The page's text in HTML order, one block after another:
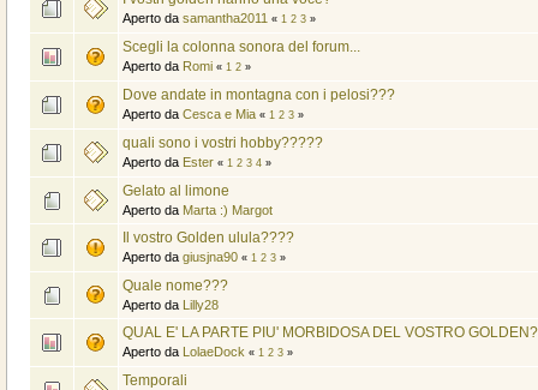
Aperto da samantha2011 « 1 2 3»
Scegli la colonna sonora del forum...
Aperto da Romi « 1 2»
Dove andate in montagna con i pelosi???
Aperto da Cesca e Mia « 1 2 3»
quali sono i vostri hobby?????
Aperto da Ester « 1 2 3 4»
Gelato al limone
Aperto da Marta :) Margot
Il vostro Golden ulula????
Aperto da giusjna90 « 1 2 3»
Quale nome???
Aperto da Lilly28
QUAL E' LA PARTE PIU' MORBIDOSA DEL VOSTRO GOLDEN?
Aperto da LolaeDock « 1 2 3»
Temporali